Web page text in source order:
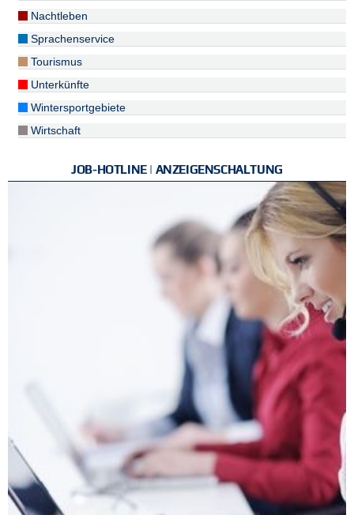
Nachtleben
Sprachenservice
Tourismus
Unterkünfte
Wintersportgebiete
Wirtschaft
JOB-HOTLINE | ANZEIGENSCHALTUNG